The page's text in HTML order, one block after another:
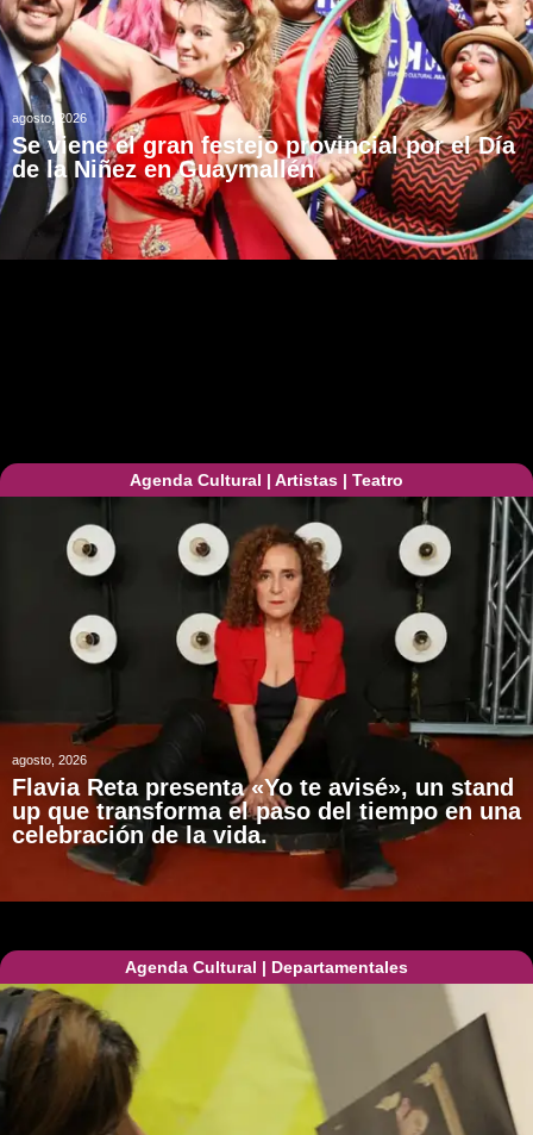
agosto, 2026
Se viene el gran festejo provincial por el Día
de la Niñez en Guaymallén
Agenda Cultural | Artistas | Teatro
agosto, 2026
Flavia Reta presenta «Yo te avisé», un stand
up que transforma el paso del tiempo en una
celebración de la vida.
Agenda Cultural | Departamentales